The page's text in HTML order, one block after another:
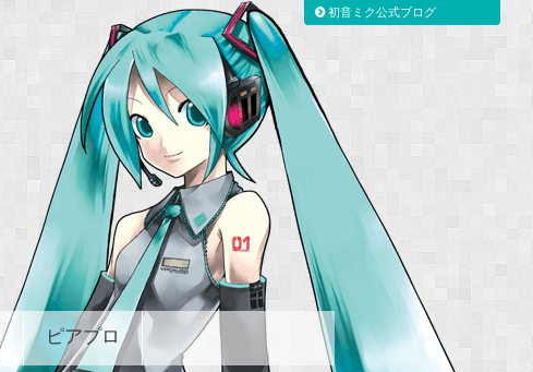
ピアプロ
初音ミク公式ブログ